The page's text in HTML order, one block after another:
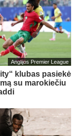
Anglijos Premier League
klubas pasiekė
su marokiečiu